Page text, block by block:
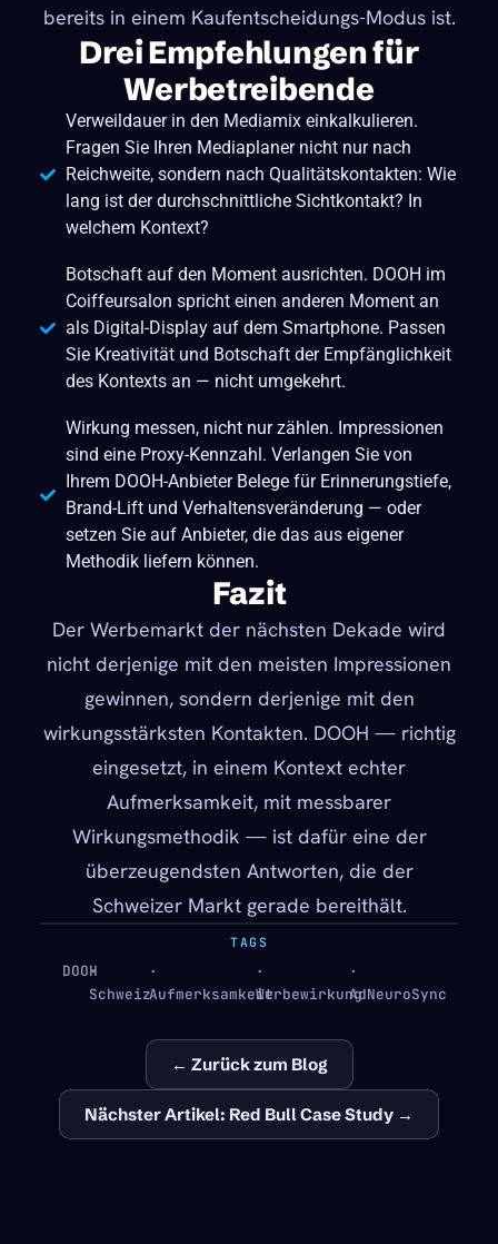
bereits in einem Kaufentscheidungs-Modus ist.
Drei Empfehlungen für
Werbetreibende
Verweildauer in den Mediamix einkalkulieren.
Fragen Sie Ihren Mediaplaner nicht nur nach
Reichweite, sondern nach Qualitätskontakten: Wie
lang ist der durchschnittliche Sichtkontakt? In
welchem Kontext?
Botschaft auf den Moment ausrichten. DOOH im
Coiffeursalon spricht einen anderen Moment an
als Digital-Display auf dem Smartphone. Passen
Sie Kreativität und Botschaft der Empfänglichkeit
des Kontexts an — nicht umgekehrt.
Wirkung messen, nicht nur zählen. Impressionen
sind eine Proxy-Kennzahl. Verlangen Sie von
Ihrem DOOH-Anbieter Belege für Erinnerungstiefe,
Brand-Lift und Verhaltensveränderung — oder
setzen Sie auf Anbieter, die das aus eigener
Methodik liefern können.
Fazit
Der Werbemarkt der nächsten Dekade wird
nicht derjenige mit den meisten Impressionen
gewinnen, sondern derjenige mit den
wirkungsstärksten Kontakten. DOOH — richtig
eingesetzt, in einem Kontext echter
Aufmerksamkeit, mit messbarer
Wirkungsmethodik — ist dafür eine der
überzeugendsten Antworten, die der
Schweizer Markt gerade bereithält.
TAGS
DOOH
·
Schweiz
·
Aufmerksamkeit
·
Werbewirkung
·
AdNeuroSync
← Zurück zum Blog
Nächster Artikel: Red Bull Case Study →